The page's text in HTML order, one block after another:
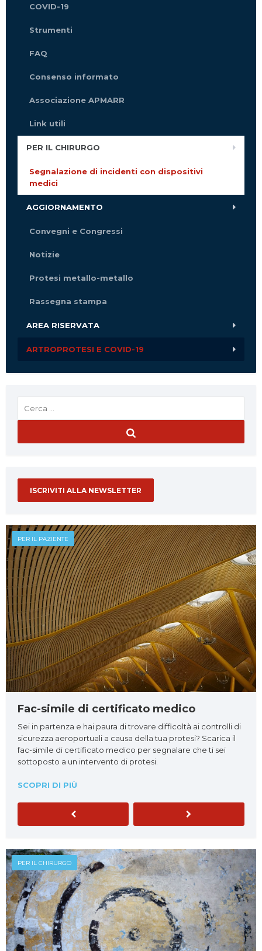
COVID-19
Strumenti
FAQ
Consenso informato
Associazione APMARR
Link utili
PER IL CHIRURGO
Segnalazione di incidenti con dispositivi
medici
AGGIORNAMENTO
Convegni e Congressi
Notizie
Protesi metallo-metallo
Rassegna stampa
AREA RISERVATA
ARTROPROTESI E COVID-19
ISCRIVITI ALLA NEWSLETTER
PER IL PAZIENTE
Fac-simile di certificato medico
Sei in partenza e hai paura di trovare difficoltà ai controlli di
sicurezza aeroportuali a causa della tua protesi? Scarica il
fac-simile di certificato medico per segnalare che ti sei
sottoposto a un intervento di protesi.
SCOPRI DI PIÙ
Previous Next
PER IL CHIRURGO